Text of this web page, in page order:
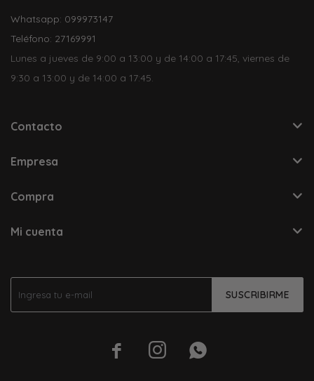
SUSCRIBIRME
  
Whatsapp: 099973147
Teléfono: 27169991
Lunes a jueves de 9:00 a 13:00 y de 14:00 a 17:45, viernes de
9:30 a 13:00 y de 14:00 a 17:45.
Contacto
Empresa
Compra
Mi cuenta